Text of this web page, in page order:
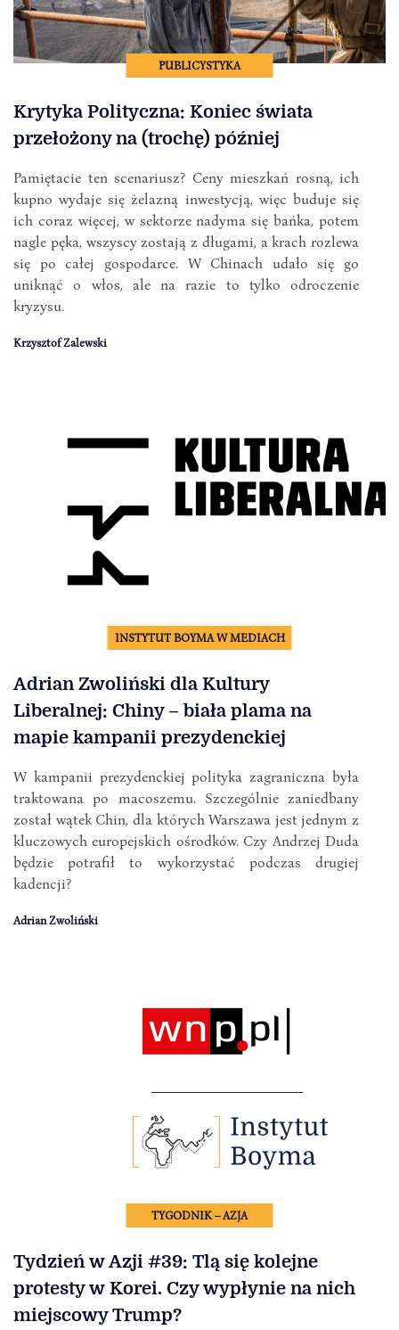
PUBLICYSTYKA
Krytyka Polityczna: Koniec świata
przełożony na (trochę) później
Pamiętacie ten scenariusz? Ceny mieszkań rosną, ich
kupno wydaje się żelazną inwestycją, więc buduje się
ich coraz więcej, w sektorze nadyma się bańka, potem
nagle pęka, wszyscy zostają z długami, a krach rozlewa
się po całej gospodarce. W Chinach udało się go
uniknąć o włos, ale na razie to tylko odroczenie
kryzysu.
Krzysztof Zalewski
INSTYTUT BOYMA W MEDIACH
Adrian Zwoliński dla Kultury
Liberalnej: Chiny – biała plama na
mapie kampanii prezydenckiej
W kampanii prezydenckiej polityka zagraniczna była
traktowana po macoszemu. Szczególnie zaniedbany
został wątek Chin, dla których Warszawa jest jednym z
kluczowych europejskich ośrodków. Czy Andrzej Duda
będzie potrafił to wykorzystać podczas drugiej
kadencji?
Adrian Zwoliński
TYGODNIK – AZJA
Tydzień w Azji #39: Tlą się kolejne
protesty w Korei. Czy wypłynie na nich
miejscowy Trump?